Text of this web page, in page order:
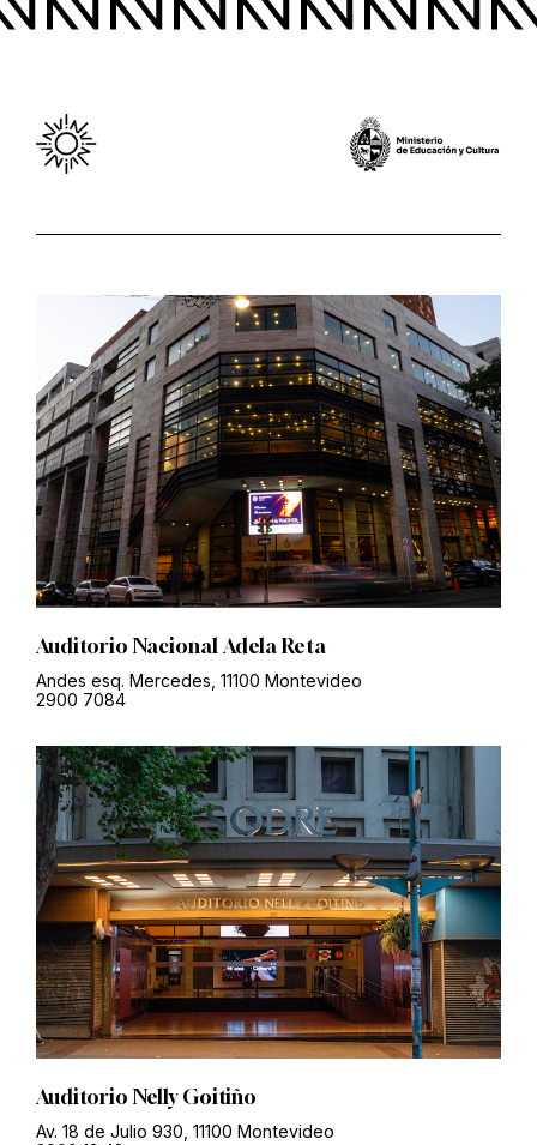
Auditorio Nacional Adela Reta
Andes esq. Mercedes, 11100 Montevideo
2900 7084
Auditorio Nelly Goitiño
Av. 18 de Julio 930, 11100 Montevideo